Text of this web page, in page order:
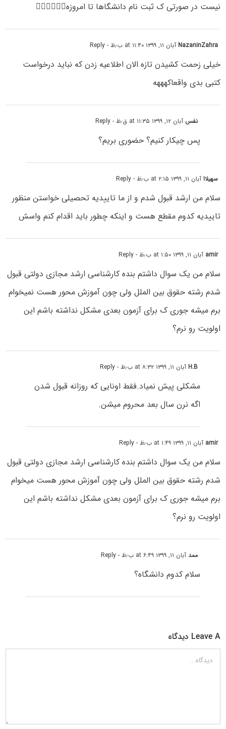
نیست در صورتی ک ثبت نام دانشگاها تا امروزه🤦🏻‍♀️🤦🏻‍♀️
NazaninZahraآبان ۱۱, ۱۳۹۹ at ۱۱:۴۰ ب٫ظ - Reply
خیلی زحمت کشیدن تازه الان اطلاعیه زدن که نباید درخواست
کتبی بدی واقعاکهههه
نفس آبان ۱۲, ۱۳۹۹ at ۱۱:۳۵ ق٫ظ - Reply
پس چیکار کنیم؟ حضوری بریم؟
سهیلااآبان ۱۱, ۱۳۹۹ at ۲:۱۵ ب٫ظ - Reply
سلام من ارشد قبول شدم و از ما تاییدیه تحصیلی خواستن منظور
تاییدیه کدوم مقطع هست و اینکه چطور باید اقدام کنم واسش
amir آبان ۱۱, ۱۳۹۹ at ۱:۵۰ ب٫ظ - Reply
سلام من یک سوال داشتم بنده کارشناسی ارشد مجازی دولتی قبول
شدم رشته حقوق بین الملل ولی چون آموزش محور هست نمیخوام
برم میشه جوری ک برای آزمون بعدی مشکل نداشته باشم این
اولویت رو نرم؟
H.Bآبان ۱۱, ۱۳۹۹ at ۸:۳۲ ب٫ظ - Reply
مشکلی پیش نمیاد.فقط اونایی که روزانه قبول شدن
اگه نرن سال بعد محروم میشن.
amir آبان ۱۱, ۱۳۹۹ at ۱:۴۹ ب٫ظ - Reply
سلام من یک سوال داشتم بنده کارشناسی ارشد مجازی دولتی قبول
شدم رشته حقوق بین الملل ولی چون آموزش محور هست میخوام
برم میشه جوری ک برای آزمون بعدی مشکل نداشته باشم این
اولویت رو نرم؟
ممدآبان ۱۱, ۱۳۹۹ at ۶:۴۹ ب٫ظ - Reply
سلام کدوم دانشگاه؟
Leave A دیدگاه
دیدگاه